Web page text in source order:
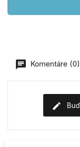
Komentáre (0)